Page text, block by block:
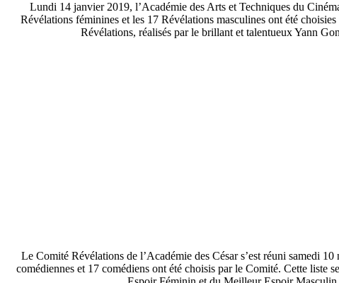
Lundi 14 janvier 2019, l’Académie des Arts et Techniques du
Révélations féminines et les 17 Révélations masculines ont été
Révélations, réalisés par le brillant et talentueux Yann
Le Comité Révélations de l’Académie des César s’est réuni samedi
comédiennes et 17 comédiens ont été choisis par le Comité. Cette